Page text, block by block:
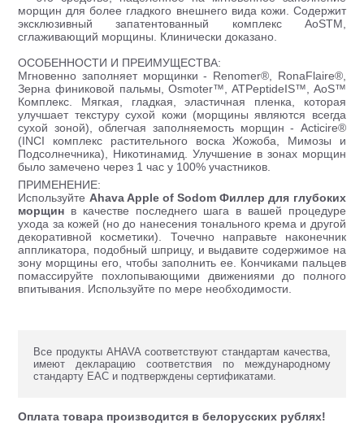
морщин для более гладкого внешнего вида кожи. Содержит
эксклюзивный запатентованный комплекс AoSTM,
сглаживающий морщины. Клинически доказано.
ОСОБЕННОСТИ И ПРЕИМУЩЕСТВА:
Мгновенно заполняет морщинки - Renomer®, RonaFlaire®,
Зерна финиковой пальмы, Osmoter™, ATPeptideIS™, AoS™
Комплекс. Мягкая, гладкая, эластичная пленка, которая
улучшает текстуру сухой кожи (морщины являются всегда
сухой зоной), облегчая заполняемость морщин - Acticire®
(INCI комплекс растительного воска Жожоба, Мимозы и
Подсолнечника), Никотинамид. Улучшение в зонах морщин
было замечено через 1 час у 100% участников.
ПРИМЕНЕНИЕ:
Используйте Ahava Apple of Sodom Филлер для глубоких
морщин в качестве последнего шага в вашей процедуре
ухода за кожей (но до нанесения тонального крема и другой
декоративной косметики). Точечно направьте наконечник
аппликатора, подобный шприцу, и выдавите содержимое на
зону морщины его, чтобы заполнить ее. Кончиками пальцев
помассируйте похлопывающими движениями до полного
впитывания. Используйте по мере необходимости.
Все продукты AHAVA соответствуют стандартам качества,
имеют декларацию соответствия по международному
стандарту ЕАС и подтверждены сертификатами.
Оплата товара производится в белорусских рублях!